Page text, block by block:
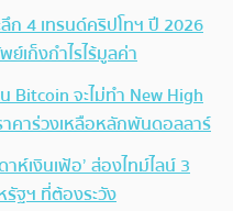
ลึก 4 เทรนด์คริปโทฯ ปี 2026
เก็งกำไรไร้มูลค่า
Bitcoin จะไม่ทำ New High
าคาร่วงเหลือหลักพันดอลลาร์
าห์เงินเฟ้อ’ ส่องไทม์ไลน์ 3
รัฐฯ ที่ต้องระวัง